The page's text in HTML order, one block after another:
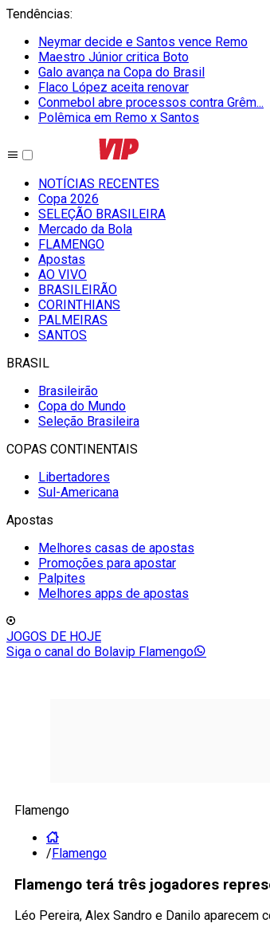
Tendências:
Neymar decide e Santos vence Remo
Maestro Júnior critica Boto
Galo avança na Copa do Brasil
Flaco López aceita renovar
Conmebol abre processos contra Grêm...
Polêmica em Remo x Santos
NOTÍCIAS RECENTES
Copa 2026
SELEÇÃO BRASILEIRA
Mercado da Bola
FLAMENGO
Apostas
AO VIVO
BRASILEIRÃO
CORINTHIANS
PALMEIRAS
SANTOS
BRASIL
Brasileirão
Copa do Mundo
Seleção Brasileira
COPAS CONTINENTAIS
Libertadores
Sul-Americana
Apostas
Melhores casas de apostas
Promoções para apostar
Palpites
Melhores apps de apostas
JOGOS DE HOJE
Siga o canal do Bolavip Flamengo
Flamengo
/Flamengo
Flamengo terá três jogadores
Léo Pereira, Alex Sandro e Danilo aparecem